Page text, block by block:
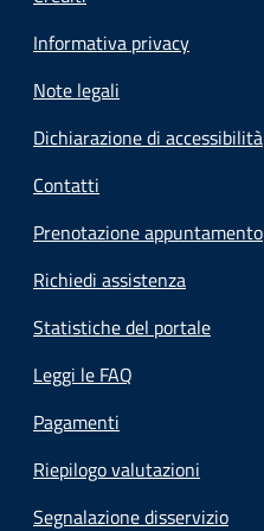
Informativa privacy
Note legali
Dichiarazione di accessibilità
Contatti
Prenotazione appuntamento
Richiedi assistenza
Statistiche del portale
Leggi le FAQ
Pagamenti
Riepilogo valutazioni
Segnalazione disservizio